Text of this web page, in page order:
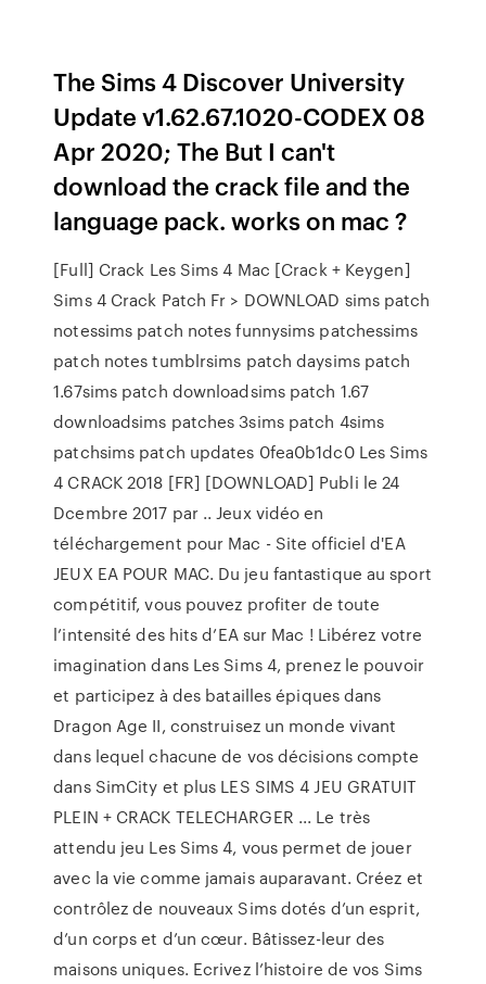
The Sims 4 Discover University
Update v1.62.67.1020-CODEX 08
Apr 2020; The But I can't
download the crack file and the
language pack. works on mac ?
[Full] Crack Les Sims 4 Mac [Crack + Keygen]
Sims 4 Crack Patch Fr > DOWNLOAD sims patch
notessims patch notes funnysims patchessims
patch notes tumblrsims patch daysims patch
1.67sims patch downloadsims patch 1.67
downloadsims patches 3sims patch 4sims
patchsims patch updates 0fea0b1dc0 Les Sims
4 CRACK 2018 [FR] [DOWNLOAD] Publi le 24
Dcembre 2017 par .. Jeux vidéo en
téléchargement pour Mac - Site officiel d'EA
JEUX EA POUR MAC. Du jeu fantastique au sport
compétitif, vous pouvez profiter de toute
l’intensité des hits d’EA sur Mac ! Libérez votre
imagination dans Les Sims 4, prenez le pouvoir
et participez à des batailles épiques dans
Dragon Age II, construisez un monde vivant
dans lequel chacune de vos décisions compte
dans SimCity et plus LES SIMS 4 JEU GRATUIT
PLEIN + CRACK TELECHARGER ... Le très
attendu jeu Les Sims 4, vous permet de jouer
avec la vie comme jamais auparavant. Créez et
contrôlez de nouveaux Sims dotés d’un esprit,
d’un corps et d’un cœur. Bâtissez-leur des
maisons uniques. Ecrivez l’histoire de vos Sims